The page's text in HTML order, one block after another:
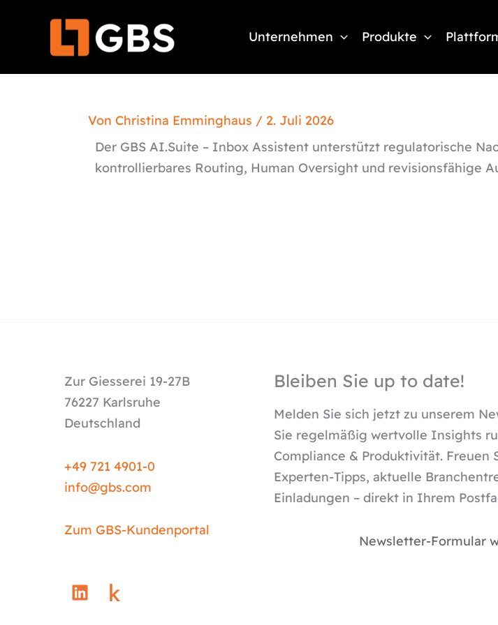
springen
Unternehmen Produkte
Von Christina Emminghaus / 2. Juli 2026
Der GBS AI.Suite – Inbox Assistent unterstützt regulatorische
kontrollierbares Routing, Human Oversight und revisionsfähige
Zur Giesserei 19-27B
76227 Karlsruhe
Deutschland
+49 721 4901-0
info@gbs.com
Zum GBS-Kundenportal
L
i
Bleiben Sie up to date!
Melden Sie sich jetzt zu unserem
Sie regelmäßig wertvolle Insights
Compliance & Produktivität. Freuen
Experten-Tipps, aktuelle
Einladungen – direkt in Ihrem
Newsletter-Formular